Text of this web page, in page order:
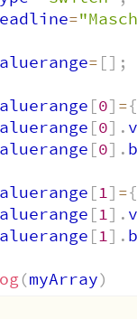
=
= [] ;
[0] ={
[0] .
[0] .
[1] ={
[1] .
[1] .
(myArray)